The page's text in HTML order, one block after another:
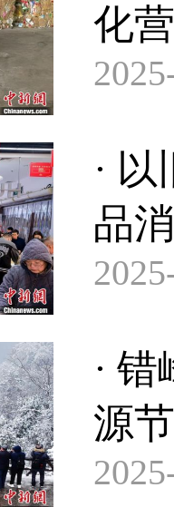
化
·
品
·
源